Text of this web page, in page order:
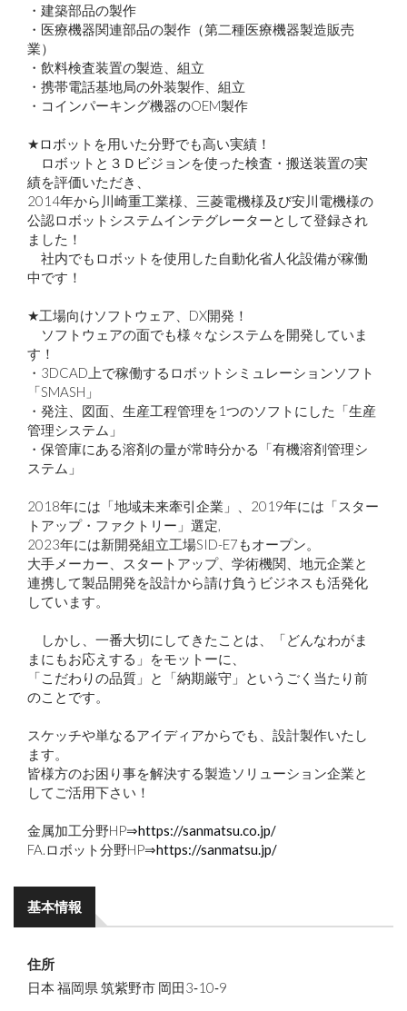
・建築部品の製作
・医療機器関連部品の製作（第二種医療機器製造販売
業）
・飲料検査装置の製造、組立
・携帯電話基地局の外装製作、組立
・コインパーキング機器のOEM製作
★ロボットを用いた分野でも高い実績！
ロボットと３Ｄビジョンを使った検査・搬送装置の実
績を評価いただき、
2014年から川崎重工業様、三菱電機様及び安川電機様の
公認ロボットシステムインテグレーターとして登録され
ました！
社内でもロボットを使用した自動化省人化設備が稼働
中です！
★工場向けソフトウェア、DX開発！
ソフトウェアの面でも様々なシステムを開発していま
す！
・3DCAD上で稼働するロボットシミュレーションソフト
「SMASH」
・発注、図面、生産工程管理を1つのソフトにした「生産
管理システム」
・保管庫にある溶剤の量が常時分かる「有機溶剤管理シ
ステム」
2018年には「地域未来牽引企業」、2019年には「スター
トアップ・ファクトリー」選定,
2023年には新開発組立工場SID-E7もオープン。
大手メーカー、スタートアップ、学術機関、地元企業と
連携して製品開発を設計から請け負うビジネスも活発化
しています。
しかし、一番大切にしてきたことは、「どんなわがま
まにもお応えする」をモットーに、
「こだわりの品質」と「納期厳守」というごく当たり前
のことです。
スケッチや単なるアイディアからでも、設計製作いたし
ます。
皆様方のお困り事を解決する製造ソリューション企業と
してご活用下さい！
金属加工分野HP⇒https://sanmatsu.co.jp/
FA.ロボット分野HP⇒https://sanmatsu.jp/
基本情報
住所
日本 福岡県 筑紫野市 岡田3‐10‐9